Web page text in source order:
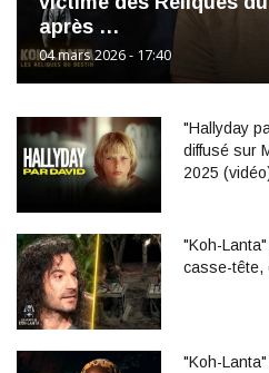
après …
04 mars 2026 - 17:40
"Hallyday
diffusé sur
2025
"Koh-
casse-tête,
"Koh-